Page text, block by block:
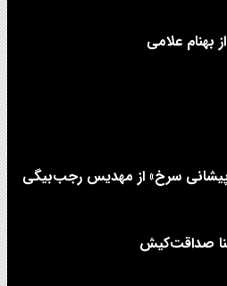
بهنام علامی
پیشانی سرخ» از مهدیس رجب‌بیگی
صداقت‌کیش